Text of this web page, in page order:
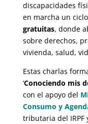
discapacidades
en marcha un
gratuitas, donde
sobre derechos,
vivienda, salud,
Estas charlas
‘Conociendo mis
con el apoyo del
Consumo y
tributaria del IRPF